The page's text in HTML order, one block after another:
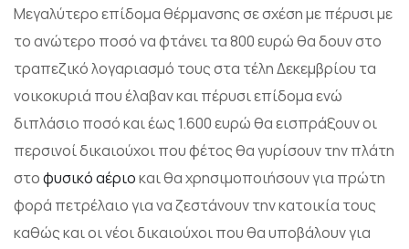
Μεγαλύτερο επίδομα θέρμανσης σε σχέση με πέρυσι με
το ανώτερο ποσό να φτάνει τα 800 ευρώ θα δουν στο
τραπεζικό λογαριασμό τους στα τέλη Δεκεμβρίου τα
νοικοκυριά που έλαβαν και πέρυσι επίδομα ενώ
διπλάσιο ποσό και έως 1.600 ευρώ θα εισπράξουν οι
περσινοί δικαιούχοι που φέτος θα γυρίσουν την πλάτη
στοφυσικό αέριοκαι θα χρησιμοποιήσουν για πρώτη
φορά πετρέλαιο για να ζεστάνουν την κατοικία τους
καθώς και οι νέοι δικαιούχοι που θα υποβάλουν για